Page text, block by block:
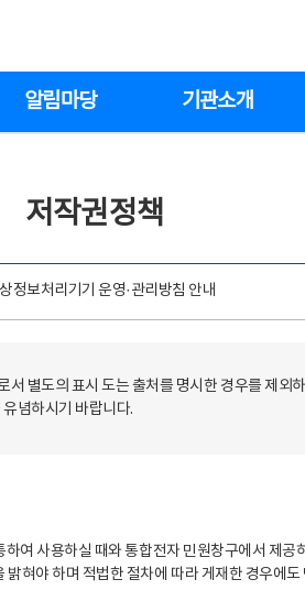
알림마당 기관소개
저작권정책
정보처리기기 운영·관리방침 안내
별도의 표시 도는 출처를 명시한 경우를 제
념하시기 바랍니다.
여 사용하실 때와 통합전자 민원창구에서 제
혀야 하며 적법한 절차에 따라 게재한 경우에